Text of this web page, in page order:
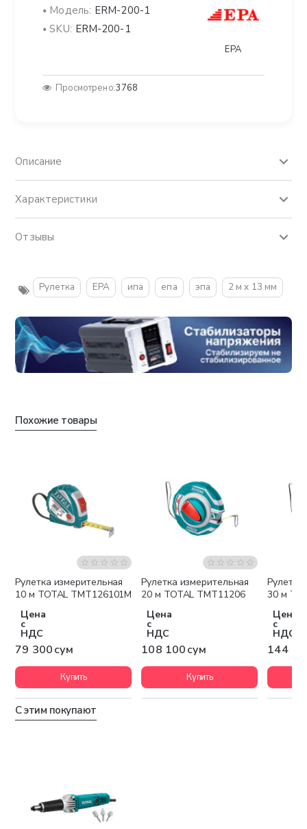
Модель: ERM-200-1
SKU: ERM-200-1
EPA
Просмотрено:3768
Описание
Характеристики
Отзывы
Рулетка EPA ипа епа эпа 2 м x 13 мм
Похожие товары
Рулетка измерительная
10 м TOTAL TMT126101M
Цена
с
НДС
79 300 сум
Купить
Рулетка измерительная
20 м TOTAL TMT11206
Цена
с
НДС
108 100 сум
Купить
30 м
Цена
с
НДС
144
С этим покупают